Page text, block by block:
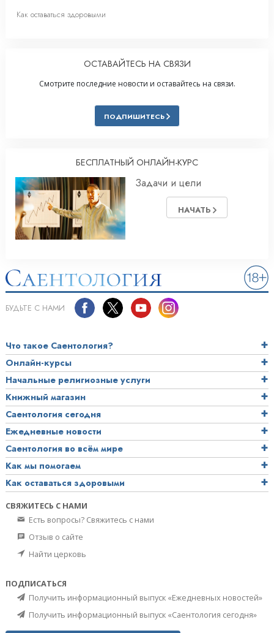
Как оставаться здоровыми
ОСТАВАЙТЕСЬ НА СВЯЗИ
Смотрите последние новости и оставайтесь на связи.
ПОДПИШИТЕСЬ
БЕСПЛАТНЫЙ ОНЛАЙН-КУРС
Задачи и цели
НАЧАТЬ
БУДЬТЕ С НАМИ
Что такое Саентология?
Онлайн-курсы
Начальные религиозные услуги
Книжный магазин
Саентология сегодня
Ежедневные новости
Саентология во всём мире
Как мы помогаем
Как оставаться здоровыми
СВЯЖИТЕСЬ С НАМИ
Есть вопросы? Свяжитесь с нами
Отзыв о сайте
Найти церковь
ПОДПИСАТЬСЯ
Получить информационный выпуск «Ежедневных новостей»
Получить информационный выпуск «Саентология сегодня»